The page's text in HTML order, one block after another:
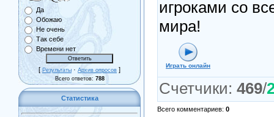
Да
Обожаю
Не очень
Так себе
Времени нет
[ Результаты · Архив опросов ]
Всего ответов: 788
Статистика
игроками со
мира!
Играть онлайн
Счетчики: 469/
Всего комментариев: 0